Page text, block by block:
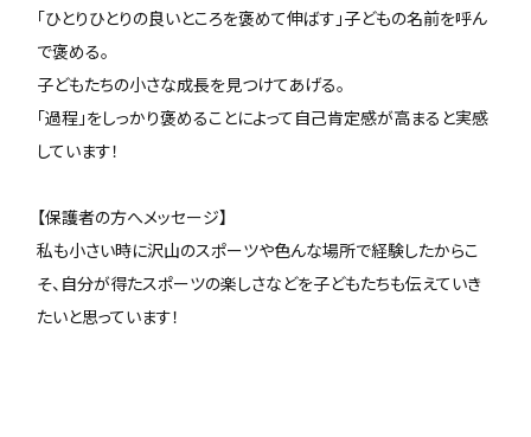
「ひとりひとりの良いところを褒めて伸ばす」子どもの名前を呼ん
で褒める。
子どもたちの小さな成長を見つけてあげる。
「過程」をしっかり褒めることによって自己肯定感が高まると実感
しています！
【保護者の方へメッセージ】
私も小さい時に沢山のスポーツや色んな場所で経験したからこ
そ、自分が得たスポーツの楽しさなどを子どもたちも伝えていき
たいと思っています！